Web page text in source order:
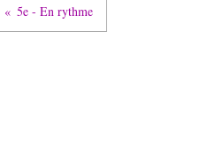
5e - En rythme